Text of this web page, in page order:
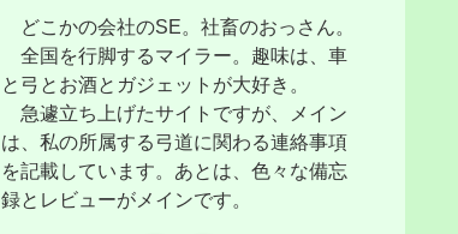
どこかの会社のSE。社畜のおっさん。
全国を行脚するマイラー。趣味は、車
と弓とお酒とガジェットが大好き。
急遽立ち上げたサイトですが、メイン
は、私の所属する弓道に関わる連絡事項
を記載しています。あとは、色々な備忘
録とレビューがメインです。